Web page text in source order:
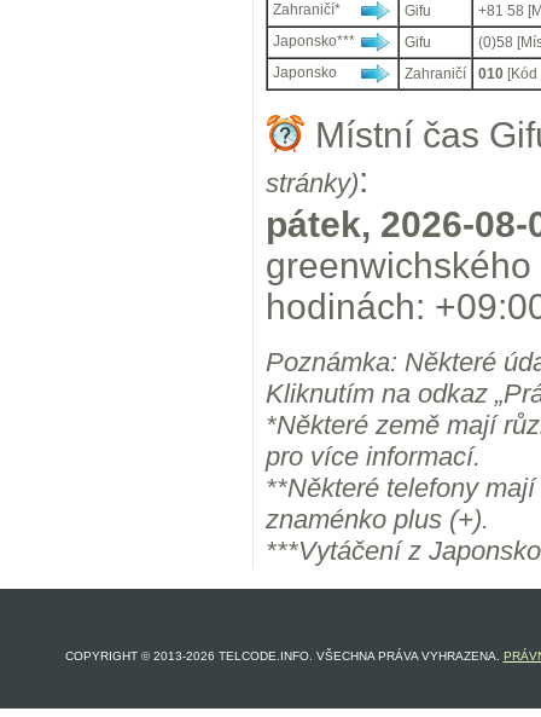
Zahraničí*
Gifu
+81 58
Japonsko***
Gifu
(0)58
Japonsko
Zahraničí 010
Místní čas
stránky):
pátek, 2026-
hodinách:
Poznámka: Některé
Kliknutím na odkaz
*Některé země mají
pro více informací.
**Některé telefony
znaménko plus (+).
***Vytáčení z
COPYRIGHT © 2013-2026 TELCODE.INFO. VŠECHNA PRÁVA VYHRAZENA.